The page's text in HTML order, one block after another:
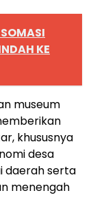
KE
museum
khususnya
desa
daerah serta
menengah